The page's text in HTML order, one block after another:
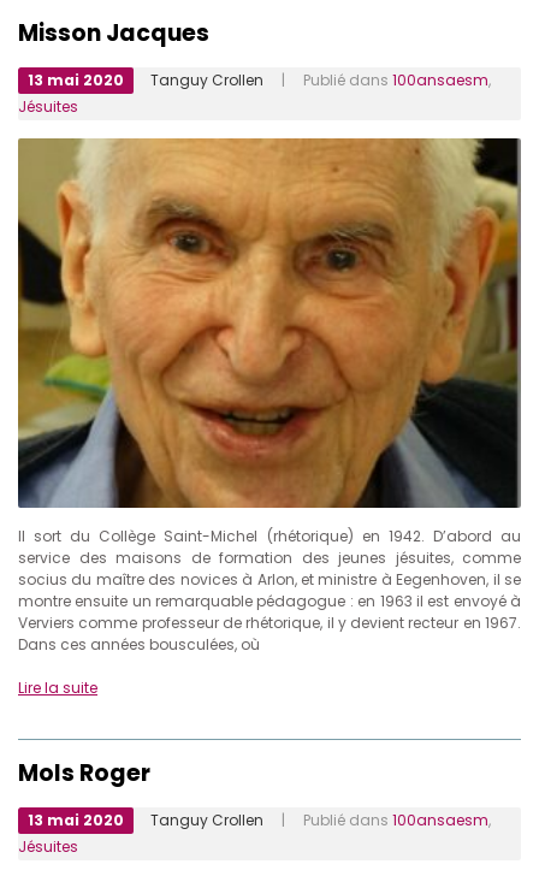
Misson Jacques
13 mai 2020 Tanguy Crollen | Publié dans 100ansaesm,
Jésuites
Il sort du Collège Saint-Michel (rhétorique) en 1942. D’abord au
service des maisons de formation des jeunes jésuites, comme
socius du maître des novices à Arlon, et ministre à Eegenhoven, il se
montre ensuite un remarquable pédagogue : en 1963 il est envoyé à
Verviers comme professeur de rhétorique, il y devient recteur en 1967.
Dans ces années bousculées, où
Lire la suite
Mols Roger
13 mai 2020 Tanguy Crollen | Publié dans 100ansaesm,
Jésuites